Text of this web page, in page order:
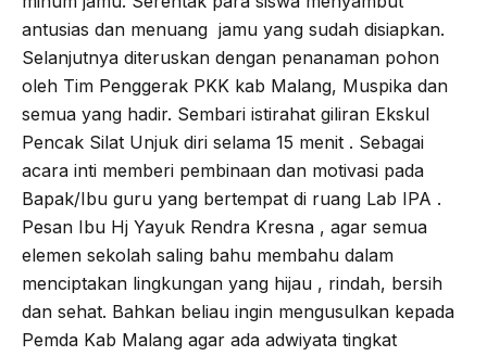
antusias dan menuang jamu yang sudah disiapkan.
Selanjutnya diteruskan dengan penanaman pohon
oleh Tim Penggerak PKK kab Malang, Muspika dan
semua yang hadir. Sembari istirahat giliran Ekskul
Pencak Silat Unjuk diri selama 15 menit . Sebagai
acara inti memberi pembinaan dan motivasi pada
Bapak/Ibu guru yang bertempat di ruang Lab IPA .
Pesan Ibu Hj Yayuk Rendra Kresna , agar semua
elemen sekolah saling bahu membahu dalam
menciptakan lingkungan yang hijau , rindah, bersih
dan sehat. Bahkan beliau ingin mengusulkan kepada
Pemda Kab Malang agar ada adwiyata tingkat